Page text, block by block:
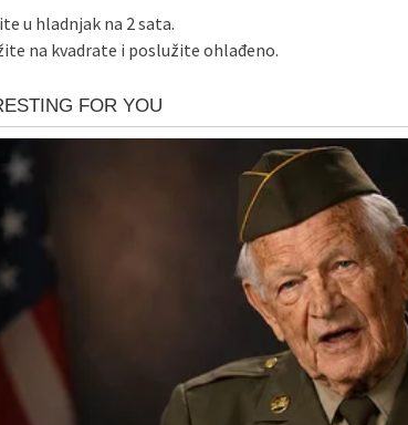
u hladnjak na 2 sata.
na kvadrate i poslužite ohlađeno.